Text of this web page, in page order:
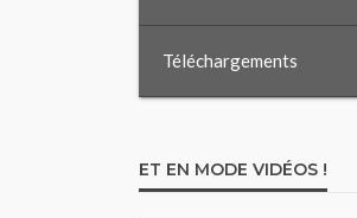
Téléchargements
ET EN MODE VIDÉOS !